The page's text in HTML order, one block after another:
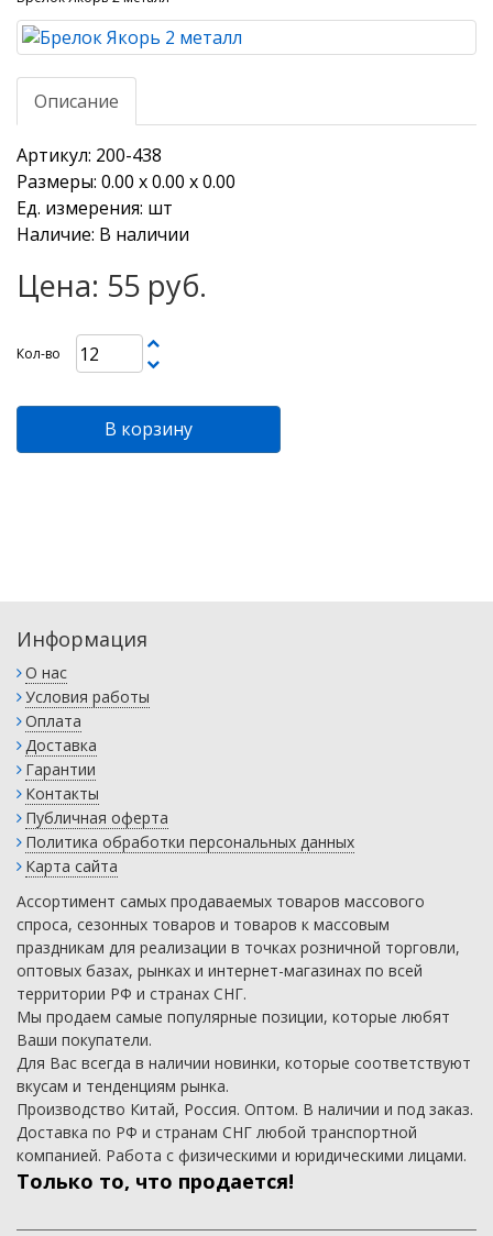
Описание
Артикул: 200-438
Размеры: 0.00 х 0.00 х 0.00
Ед. измерения: шт
Наличие: В наличии
Цена: 55 руб.
Кол-во
В корзину
Информация
О нас
Условия работы
Оплата
Доставка
Гарантии
Контакты
Публичная оферта
Политика обработки персональных данных
Карта сайта
Ассортимент самых продаваемых товаров массового
спроса, сезонных товаров и товаров к массовым
праздникам для реализации в точках розничной торговли,
оптовых базах, рынках и интернет-магазинах по всей
территории РФ и странах СНГ.
Мы продаем самые популярные позиции, которые любят
Ваши покупатели.
Для Вас всегда в наличии новинки, которые соответствуют
вкусам и тенденциям рынка.
Производство Китай, Россия. Оптом. В наличии и под заказ.
Доставка по РФ и странам СНГ любой транспортной
компанией. Работа с физическими и юридическими лицами.
Только то, что продается!